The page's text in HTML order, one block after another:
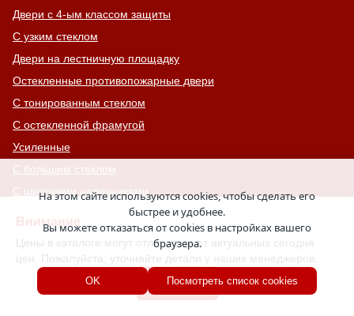
Внимание
Цены в каталоге могут отличаться от актуальных сегодня
цен. Пожалуйста, уточняйте детали у наших менеджеров.
Хорошо
Двери с 4-ым классом защиты
С узким стеклом
Двери на лестничную площадку
Остекленные противопожарные двери
С тонированным стеклом
С остекленной фрамугой
Усиленные
С большим стеклом
С широкими наличниками
Серые двери
С увеличенной и толстой коробкой
Двери с выдавленным рисунком
Двери с витражным остеклением
Двери с английской решеткой
На этом сайте используются cookies, чтобы сделать его
быстрее и удобнее.
Вы можете отказаться от cookies в настройках вашего
браузера.
OK Посмотреть список cookies